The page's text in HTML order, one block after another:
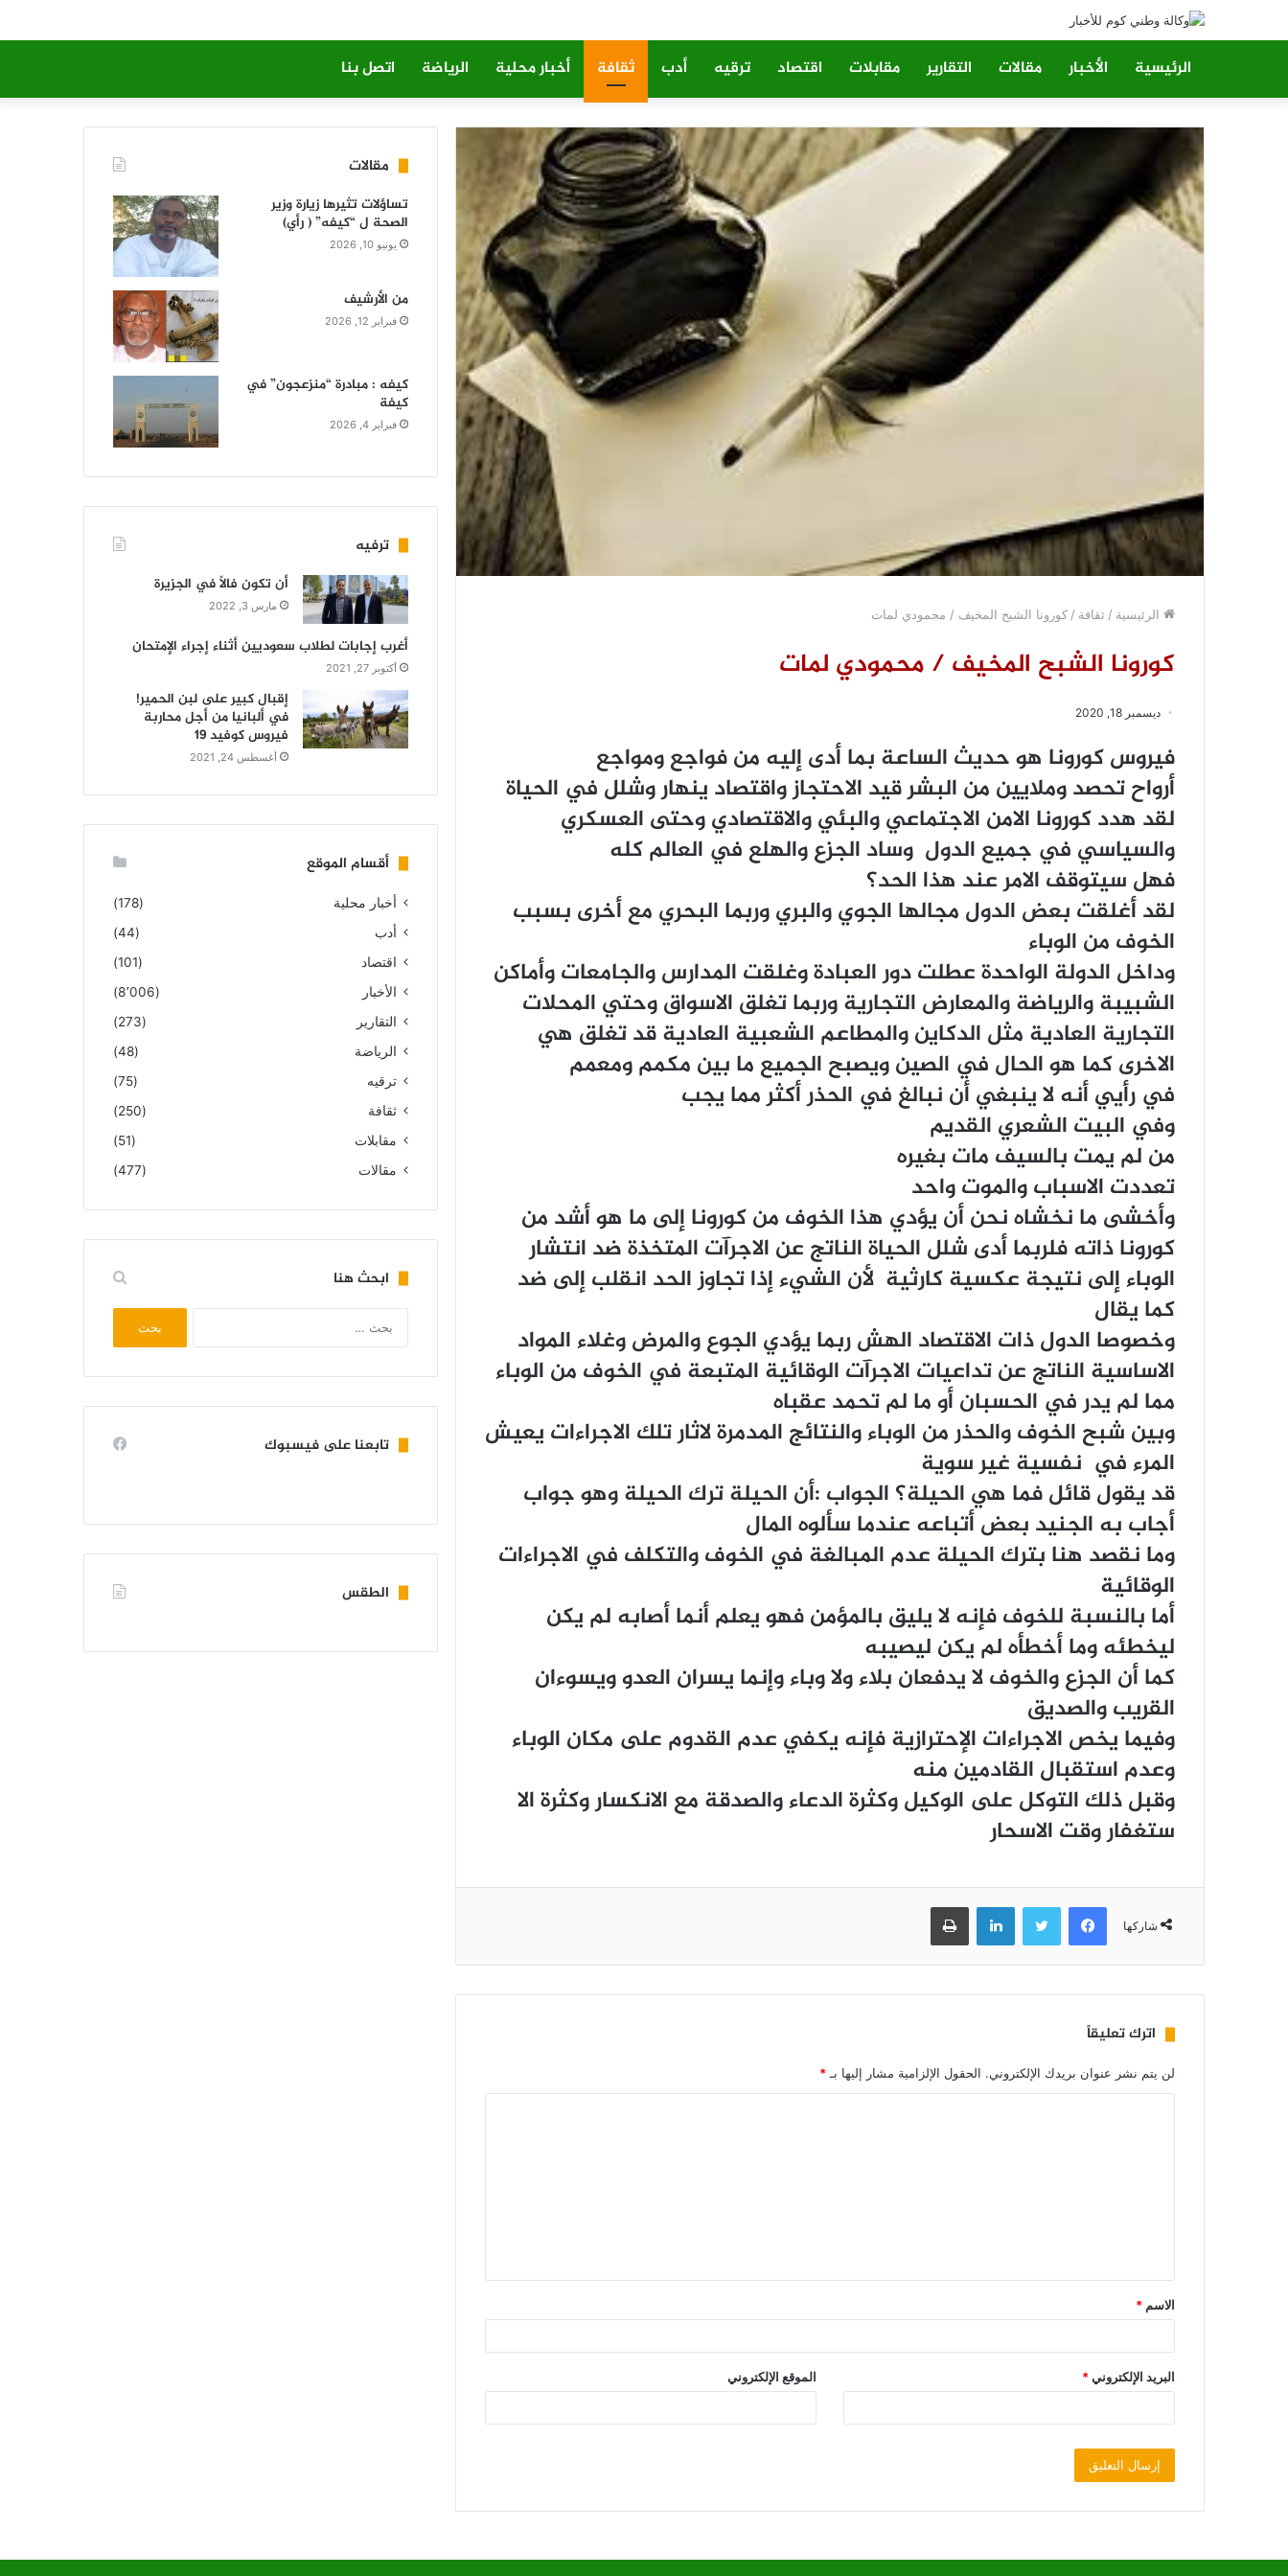
الرئيسية الأخبار مقالات التقارير مقابلات اقتصاد ترقيه أدب ثقافة أخبار محلية الرياضة اتصل بنا
الرئيسية / ثقافة / كورونا الشبح المخيف / محمودي لمات
كورونا الشبح المخيف / محمودي لمات
ديسمبر 18, 2020
فيروس كورونا هو حديث الساعة بما أدى إليه من فواجع ومواجع
أرواح تحصد وملايين من البشر قيد الاحتجاز واقتصاد ينهار وشلل في الحياة
لقد هدد كورونا الامن الاجتماعي والبئي والاقتصادي وحتى العسكري
والسياسي في جميع الدول وساد الجزع والهلع في العالم كله
فهل سيتوقف الامر عند هذا الحد؟
لقد أغلقت بعض الدول مجالها الجوي والبري وربما البحري مع أخرى بسبب
الخوف من الوباء
وداخل الدولة الواحدة عطلت دور العبادة وغلقت المدارس والجامعات وأماكن
الشبيبة والرياضة والمعارض التجارية وربما تغلق الاسواق وحتي المحلات
التجارية العادية مثل الدكاين والمطاعم الشعبية العادية قد تغلق هي
الاخرى كما هو الحال في الصين ويصبح الجميع ما بين مكمم ومعمم
في رأيي أنه لا ينبغي أن نبالغ في الحذر أكثر مما يجب
وفي البيت الشعري القديم
من لم يمت بالسيف مات بغيره
تعددت الاسباب والموت واحد
وأخشى ما نخشاه نحن أن يؤدي هذا الخوف من كورونا إلى ما هو أشد من
كورونا ذاته فلربما أدى شلل الحياة الناتج عن الاجرآت المتخذة ضد انتشار
الوباء إلى نتيجة عكسية كارثية لأن الشيء إذا تجاوز الحد انقلب إلى ضد
كما يقال
وخصوصا الدول ذات الاقتصاد الهش ربما يؤدي الجوع والمرض وغلاء المواد
الاساسية الناتج عن تداعيات الاجرآت الوقائية المتبعة في الخوف من الوباء
مما لم يدر في الحسبان أو ما لم تحمد عقباه
وبين شبح الخوف والحذر من الوباء والنتائج المدمرة لاثار تلك الاجراءات يعيش
المرء في نفسية غير سوية
قد يقول قائل فما هي الحيلة؟ الجواب :أن الحيلة ترك الحيلة وهو جواب
أجاب به الجنيد بعض أتباعه عندما سألوه المال
وما نقصد هنا بترك الحيلة عدم المبالغة في الخوف والتكلف في الاجراءات
الوقائية
أما بالنسبة للخوف فإنه لا يليق بالمؤمن فهو يعلم أنما أصابه لم يكن
ليخطئه وما أخطأه لم يكن ليصيبه
كما أن الجزع والخوف لا يدفعان بلاء ولا وباء وإنما يسران العدو ويسوءان
القريب والصديق
وفيما يخص الاجراءات الإحترازية فإنه يكفي عدم القدوم على مكان الوباء
وعدم استقبال القادمين منه
وقبل ذلك التوكل على الوكيل وكثرة الدعاء والصدقة مع الانكسار وكثرة الا
ستغفار وقت الاسحار
شاركها
فيسبوك تويتر لينكدإن طباعة
اترك تعليقاً
لن يتم نشر عنوان بريدك الإلكتروني. الحقول الإلزامية مشار إليها بـ*
الاسم *
البريد الإلكتروني* الموقع الإلكتروني
مقالات
تساؤلات تثيرها زيارة وزير
الصحة ل “كيفه” ( رأي)
يونيو 10, 2026
من الأرشيف
فبراير 12, 2026
كيفه : مبادرة “منزعجون” في
كيفة
فبراير 4, 2026
ترفيه
أن تكون فالاً في الجزيرة
مارس 3, 2022
أغرب إجابات لطلاب سعوديين أثناء إجراء الإمتحان
أكتوبر 27, 2021
إقبال كبير على لبن الحمير!
في ألبانيا من أجل محاربة
فيروس كوفيد 19
أغسطس 24, 2021
أقسام الموقع
أخبار محلية
(178)
أدب
(44)
اقتصاد
(101)
الأخبار
(8٬006)
التقارير
(273)
الرياضة
(48)
ترقيه
(75)
ثقافة
(250)
مقابلات
(51)
مقالات
(477)
ابحث هنا
تابعنا على فيسبوك
الطقس